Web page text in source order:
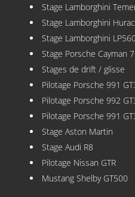
Stage Lamborghini
Stage Lamborghini
Stage Lamborghini
Stage Porsche Cayman
Stages de drift / glisse
Pilotage Porsche 991
Pilotage Porsche 992
Pilotage Porsche 991
Stage Aston Martin
Stage Audi R8
Pilotage Nissan GTR
Mustang Shelby GT500